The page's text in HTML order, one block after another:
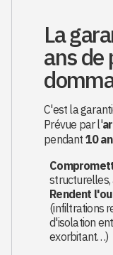
La
ans de
C'est la
Prévue par l'
pendant 10
Rendent
(infiltrations
d'isolation
exorbitant…)